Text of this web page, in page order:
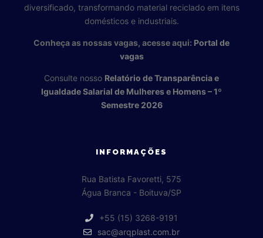
diversificado, transformando material reciclado em itens
domésticos e industriais.
Conheça as nossas vagas, acesse aqui: Portal de
vagas
Consulte nosso Relatório de Transparência e
Igualdade Salarial de Mulheres e Homens – 1º
Semestre 2026
INFORMAÇÕES
Rua Batista Favoretti, 575
Água Branca - Boituva/SP
+55 (15) 3268-9191
sac@arqplast.com.br